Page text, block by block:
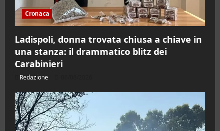
Cronaca
Ladispoli, donna trovata chiusa a chiave in
una stanza: il drammatico blitz dei
Carabinieri
Redazione